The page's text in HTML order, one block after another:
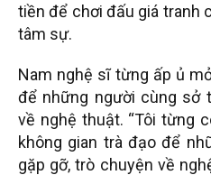
tiền để chơi đấu giá tranh
tâm sự.
Nam nghệ sĩ từng ấp ủ
để những người cùng sở
về nghệ thuật. “Tôi từng
không gian trà đạo để
gặp gỡ, trò chuyện về